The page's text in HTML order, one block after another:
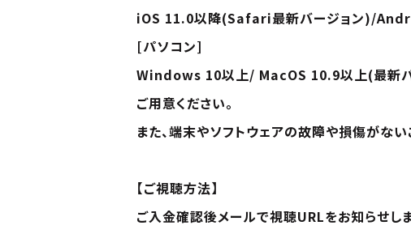
iOS 11.0以降(Safari最新バージョン)/
[パソコン]
Windows 10以上/ MacOS 10.9以上(最新
ご用意ください。
また、端末やソフトウェアの故障や損傷がな
【ご視聴方法】
ご入金確認後メールで視聴URLをお知らせし